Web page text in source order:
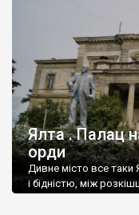
Ялта . Палац
орди
Дивне місто все таки
і бідністю, між